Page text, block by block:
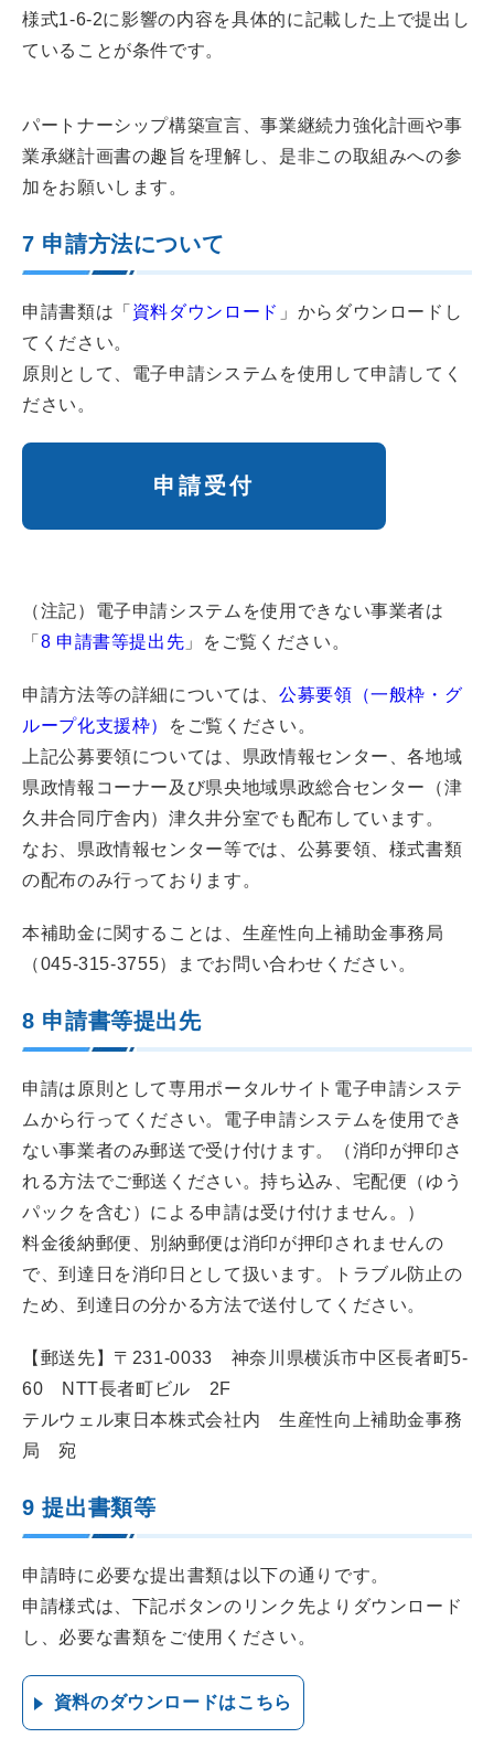
様式1-6-2に影響の内容を具体的に記載した上で提出し
ていることが条件です。
パートナーシップ構築宣言、事業継続力強化計画や事
業承継計画書の趣旨を理解し、是非この取組みへの参
加をお願いします。
7 申請方法について
申請書類は「 資料ダウンロード 」からダウンロードし
てください。
原則として、電子申請システムを使用して申請してく
ださい。
申請受付
（注記）電子申請システムを使用できない事業者は
「 8 申請書等提出先 」をご覧ください。
申請方法等の詳細については、 公募要領（一般枠・グ
ループ化支援枠）
をご覧ください。
上記公募要領については、県政情報センター、各地域
県政情報コーナー及び県央地域県政総合センター（津
久井合同庁舎内）津久井分室でも配布しています。
なお、県政情報センター等では、公募要領、様式書類
の配布のみ行っております。
本補助金に関することは、生産性向上補助金事務局
（045-315-3755）までお問い合わせください。
8 申請書等提出先
申請は原則として専用ポータルサイト電子申請システ
ムから行ってください。電子申請システムを使用でき
ない事業者のみ郵送で受け付けます。（消印が押印さ
れる方法でご郵送ください。持ち込み、宅配便（ゆう
パックを含む）による申請は受け付けません。）
料金後納郵便、別納郵便は消印が押印されませんの
で、到達日を消印日として扱います。トラブル防止の
ため、到達日の分かる方法で送付してください。
【郵送先】〒231-0033 神奈川県横浜市中区長者町5-
60 NTT長者町ビル 2F
テルウェル東日本株式会社内 生産性向上補助金事務
局 宛
9 提出書類等
申請時に必要な提出書類は以下の通りです。
申請様式は、下記ボタンのリンク先よりダウンロード
し、必要な書類をご使用ください。
資料のダウンロードはこちら